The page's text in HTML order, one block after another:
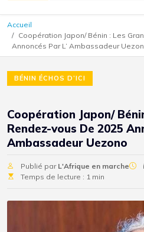
Accueil
Coopération Japon/ Bénin : Les
Annoncés Par L’ Ambassadeur
BÉNIN ÉCHOS D’ICI
Coopération Japon/
Rendez-vous De 2025
Ambassadeur Uezono
Publié par L'Afrique en marche
Temps de lecture : 1 min